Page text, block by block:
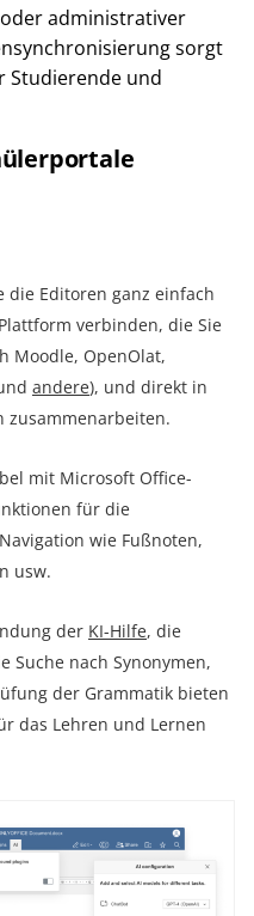
administrativer
sorgt
Studierende und
die Editoren ganz einfach
verbinden, die Sie
Moodle, OpenOlat,
andere), und direkt in
zusammenarbeiten.
mit Microsoft Office-
für die
wie Fußnoten,
usw.
der KI-Hilfe, die
Suche nach Synonymen,
der Grammatik bieten
das Lehren und Lernen